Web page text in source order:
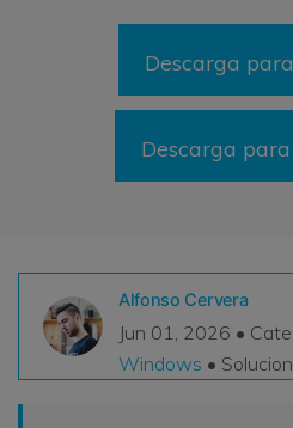
Escenarios de Pérdida de
Temas Destacados
DESCARGAR
Descarga
Descarga
Alfonso Cervera
Jun 01, 2026 •
Windows •